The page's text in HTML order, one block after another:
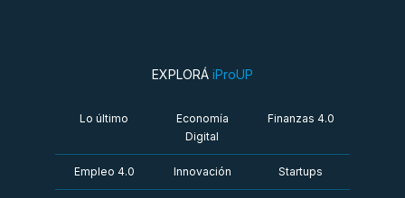
EXPLORÁ iProUP
Lo último
Economía
Digital
Finanzas 4.0
Empleo 4.0 Innovación Startups